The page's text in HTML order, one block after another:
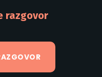
razgovor